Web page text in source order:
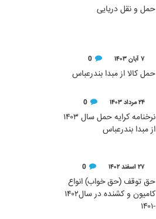
حمل و نقل دریایی
۷ آبان ۱۴۰۳ 0
حمل کالا از مبدا بندرعباس
۲۴ مرداد ۱۴۰۳ 0
نرخنامه کرایه حمل سال ۱۴۰۳
از مبدا بندرعباس
۲۷ اسفند ۱۴۰۲ 0
حق توقف (حق خواب) انواع
کامیون و کشنده در سال۱۴۰۲
-۱۴۰۱